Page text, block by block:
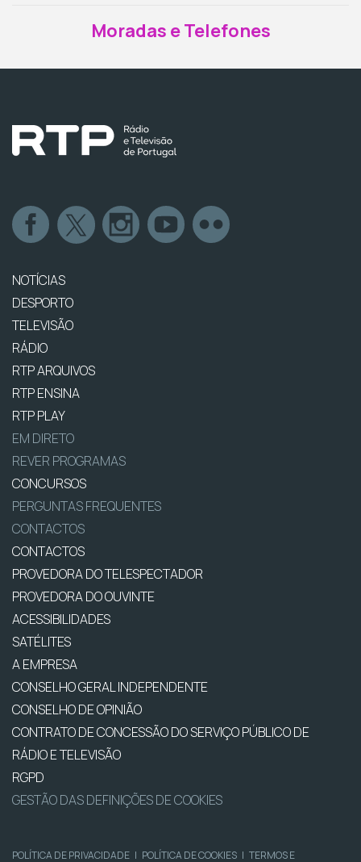
Moradas e Telefones
NOTÍCIAS
DESPORTO
TELEVISÃO
RÁDIO
RTP ARQUIVOS
RTP ENSINA
RTP PLAY
EM DIRETO
REVER PROGRAMAS
CONCURSOS
PERGUNTAS FREQUENTES
CONTACTOS
CONTACTOS
PROVEDORA DO TELESPECTADOR
PROVEDORA DO OUVINTE
ACESSIBILIDADES
SATÉLITES
A EMPRESA
CONSELHO GERAL INDEPENDENTE
CONSELHO DE OPINIÃO
CONTRATO DE CONCESSÃO DO SERVIÇO PÚBLICO DE
RÁDIO E TELEVISÃO
RGPD
GESTÃO DAS DEFINIÇÕES DE COOKIES
POLÍTICA DE PRIVACIDADE | POLÍTICA DE COOKIES | TERMOS E